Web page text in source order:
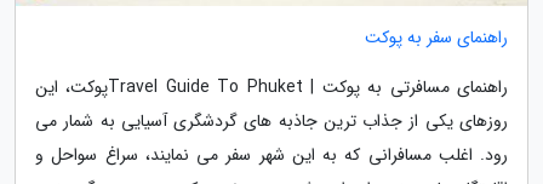
راهنمای سفر به پوکت
راهنمای مسافرتی به پوکت | Travel Guide To Phuketپوکت، این
روزهای یکی از جذاب ترین جاذبه های گردشگری آسیایی به شمار می
رود. اغلب مسافرانی که به این شهر سفر می نمایند، سراغ سواحل و